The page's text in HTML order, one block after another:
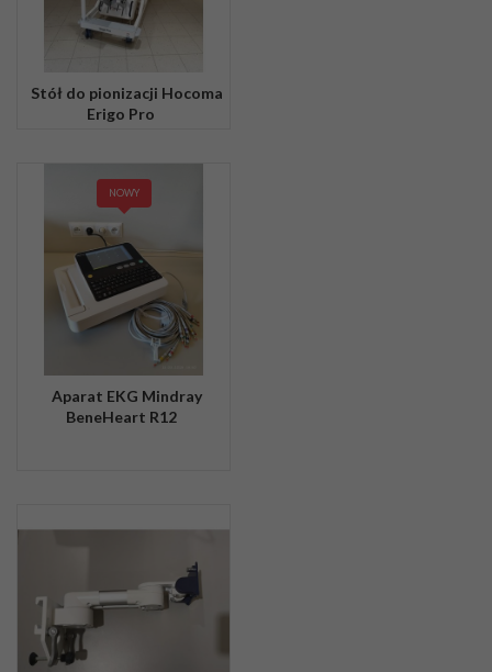
Stół do pionizacji Hocoma
Erigo Pro
Aparat EKG Mindray
BeneHeart R12
NOWY